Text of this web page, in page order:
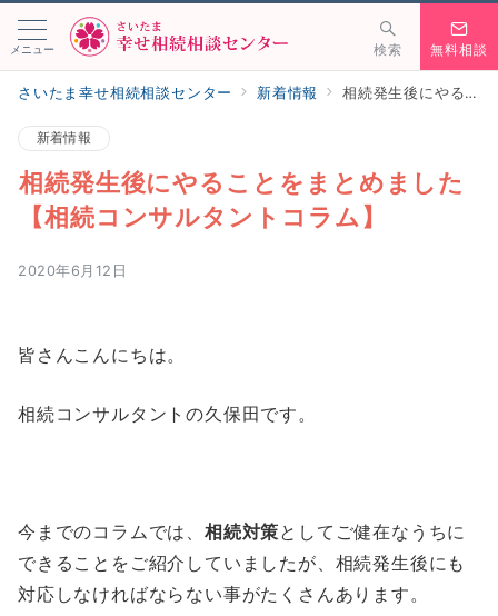
メニュー 検索 無料相談
さいたま幸せ相続相談センター 新着情報 相続発生後にやることをまとめました【相続コンサルタントコラム】
新着情報
相続発生後にやることをまとめました
【相続コンサルタントコラム】
2020年6月12日
皆さんこんにちは。
相続コンサルタントの久保田です。
今までのコラムでは、 相続対策としてご健在なうちに
できることをご紹介していましたが、相続発生後にも
対応しなければならない事がたくさんあります。